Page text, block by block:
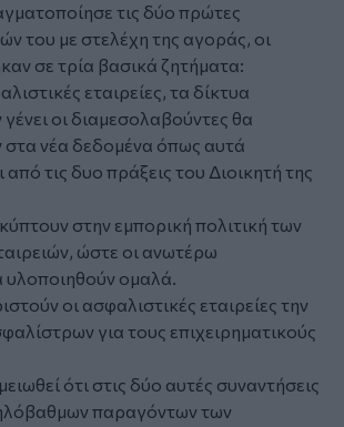
τις δύο πρώτες
του με στελέχη της αγοράς, οι
σε τρία βασικά ζητήματα:
εταιρείες, τα δίκτυα
οι διαμεσολαβούντες θα
νέα δεδομένα όπως αυτά
τις δυο πράξεις του Διοικητή της
στην εμπορική πολιτική των
ώστε οι ανωτέρω
ομαλά.
οι ασφαλιστικές εταιρείες την
για τους επιχειρηματικούς
ότι στις δύο αυτές συναντήσεις
παραγόντων των